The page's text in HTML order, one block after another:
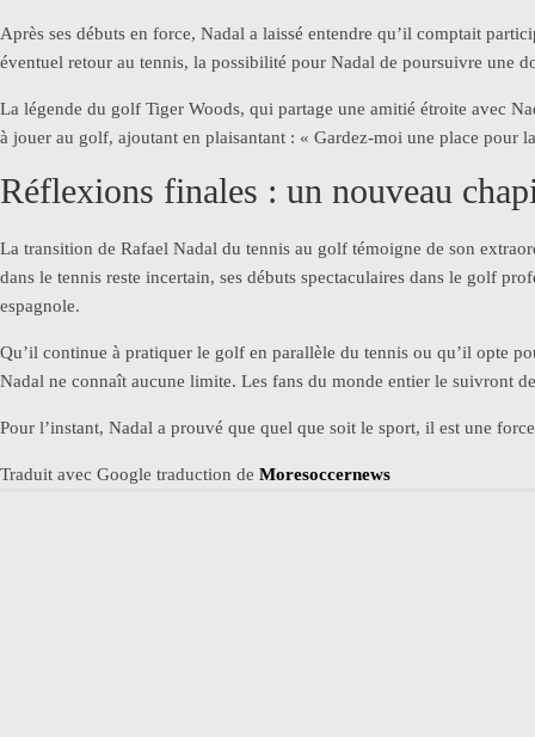
Après ses débuts en force, Nadal a laissé entendre qu’il comptait
éventuel retour au tennis, la possibilité pour Nadal de poursuivre une
La légende du golf Tiger Woods, qui partage une amitié étroite avec
à jouer au golf, ajoutant en plaisantant : « Gardez-moi une place pour
Réflexions finales : un nouveau
La transition de Rafael Nadal du tennis au golf témoigne de son
dans le tennis reste incertain, ses débuts spectaculaires dans le golf
espagnole.
Qu’il continue à pratiquer le golf en parallèle du tennis ou qu’il opte
Nadal ne connaît aucune limite. Les fans du monde entier le suivront
Pour l’instant, Nadal a prouvé que quel que soit le sport, il est une
Traduit avec Google traduction de Moresoccernews